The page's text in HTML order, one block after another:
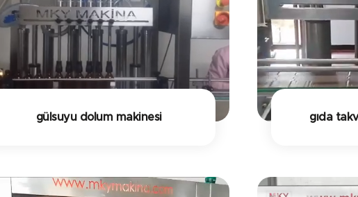
gülsuyu dolum makinesi gıda